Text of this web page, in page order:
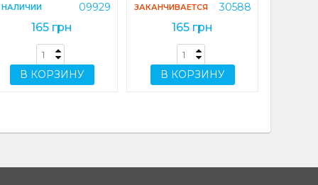
НАЛИЧИИ 09929
165 грн
В КОРЗИНУ
ЗАКАНЧИВАЕТСЯ 30588
165 грн
В КОРЗИНУ